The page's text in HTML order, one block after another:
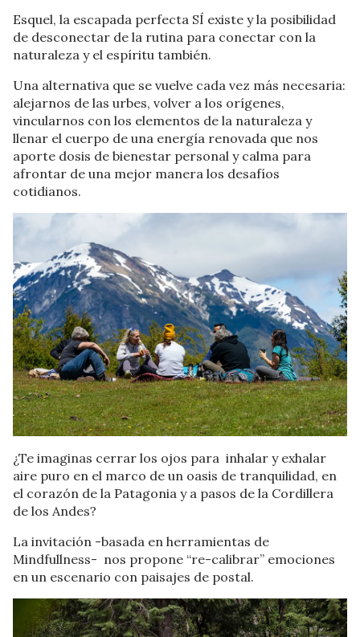
Esquel, la escapada perfecta SÍ existe y la posibilidad
de desconectar de la rutina para conectar con la
naturaleza y el espíritu también.
Una alternativa que se vuelve cada vez más necesaria:
alejarnos de las urbes, volver a los orígenes,
vincularnos con los elementos de la naturaleza y
llenar el cuerpo de una energía renovada que nos
aporte dosis de bienestar personal y calma para
afrontar de una mejor manera los desafíos
cotidianos.
¿Te imaginas cerrar los ojos para inhalar y exhalar
aire puro en el marco de un oasis de tranquilidad, en
el corazón de la Patagonia y a pasos de la Cordillera
de los Andes?
La invitación -basada en herramientas de
Mindfullness- nos propone “re-calibrar” emociones
en un escenario con paisajes de postal.